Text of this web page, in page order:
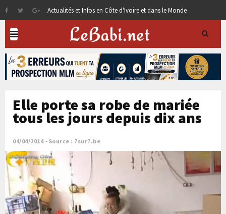
Actualités et Infos en Côte d'Ivoire et dans le Monde
Elle porte sa robe de mariée
tous les jours depuis dix ans
04/04/2014 Source : 7sur7.be